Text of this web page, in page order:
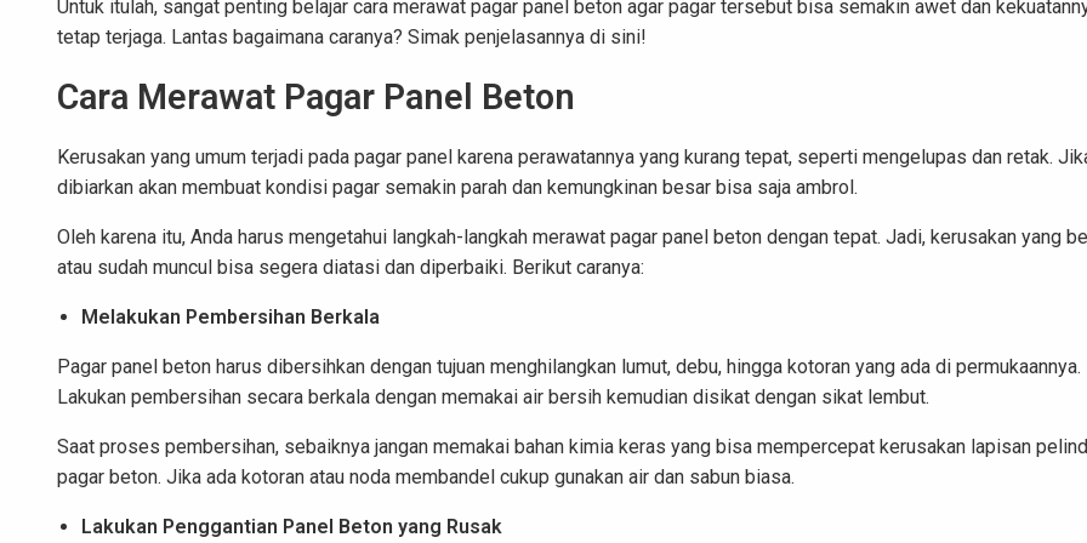
Untuk itulah, sangat penting belajar cara merawat pagar panel beton agar pagar tersebut bisa semakin awet dan
tetap terjaga. Lantas bagaimana caranya? Simak penjelasannya di sini!
Cara Merawat Pagar Panel Beton
Kerusakan yang umum terjadi pada pagar panel karena perawatannya yang kurang tepat, seperti mengelupas dan retak.
dibiarkan akan membuat kondisi pagar semakin parah dan kemungkinan besar bisa saja ambrol.
Oleh karena itu, Anda harus mengetahui langkah-langkah merawat pagar panel beton dengan tepat. Jadi, kerusakan yang
atau sudah muncul bisa segera diatasi dan diperbaiki. Berikut caranya:
Melakukan Pembersihan Berkala
Pagar panel beton harus dibersihkan dengan tujuan menghilangkan lumut, debu, hingga kotoran yang ada di permukaannya.
Lakukan pembersihan secara berkala dengan memakai air bersih kemudian disikat dengan sikat lembut.
Saat proses pembersihan, sebaiknya jangan memakai bahan kimia keras yang bisa mempercepat kerusakan lapisan
pagar beton. Jika ada kotoran atau noda membandel cukup gunakan air dan sabun biasa.
Lakukan Penggantian Panel Beton yang Rusak